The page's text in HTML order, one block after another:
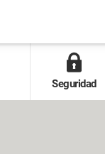
Seguridad